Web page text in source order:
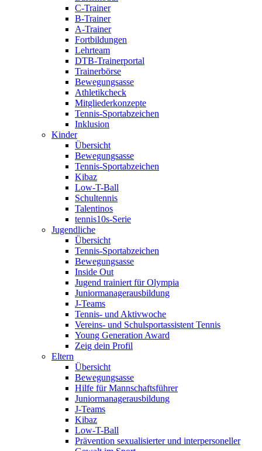
C-Trainer
B-Trainer
A-Trainer
Fortbildungen
Lehrteam
DTB-Trainerportal
Trainerbörse
Bewegungsasse
Athletikcheck
Mitgliederkonzepte
Tennis-Sportabzeichen
Inklusion
Kinder
Übersicht
Bewegungsasse
Tennis-Sportabzeichen
Kibaz
Low-T-Ball
Schultennis
Talentinos
tennis10s-Serie
Jugendliche
Übersicht
Tennis-Sportabzeichen
Bewegungsasse
Inside Out
Jugend trainiert für Olympia
Juniormanagerausbildung
J-Teams
Tennis- und Aktivwoche
Vereins- und Schulsportassistent Tennis
Young Generation Award
Zeig dein Profil
Eltern
Übersicht
Bewegungsasse
Hilfe für Mannschaftsführer
Juniormanagerausbildung
J-Teams
Kibaz
Low-T-Ball
Prävention sexualisierter und interpersoneller